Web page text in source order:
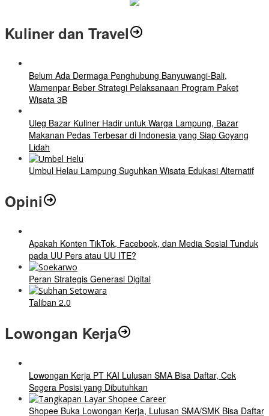
Kuliner dan Travel
Belum Ada Dermaga Penghubung Banyuwangi-Bali,
Wamenpar Beber Strategi Pelaksanaan Program Paket
Wisata 3B
Uleg Bazar Kuliner Hadir untuk Warga Lampung, Bazar
Makanan Pedas Terbesar di Indonesia yang Siap Goyang
Lidah
Umbul Helau Lampung Suguhkan Wisata Edukasi Alternatif
Opini
Apakah Konten TikTok, Facebook, dan Media Sosial Tunduk
pada UU Pers atau UU ITE?
Peran Strategis Generasi Digital
Taliban 2.0
Lowongan Kerja
Lowongan Kerja PT KAI Lulusan SMA Bisa Daftar, Cek
Segera Posisi yang Dibutuhkan
Shopee Buka Lowongan Kerja, Lulusan SMA/SMK Bisa Daftar